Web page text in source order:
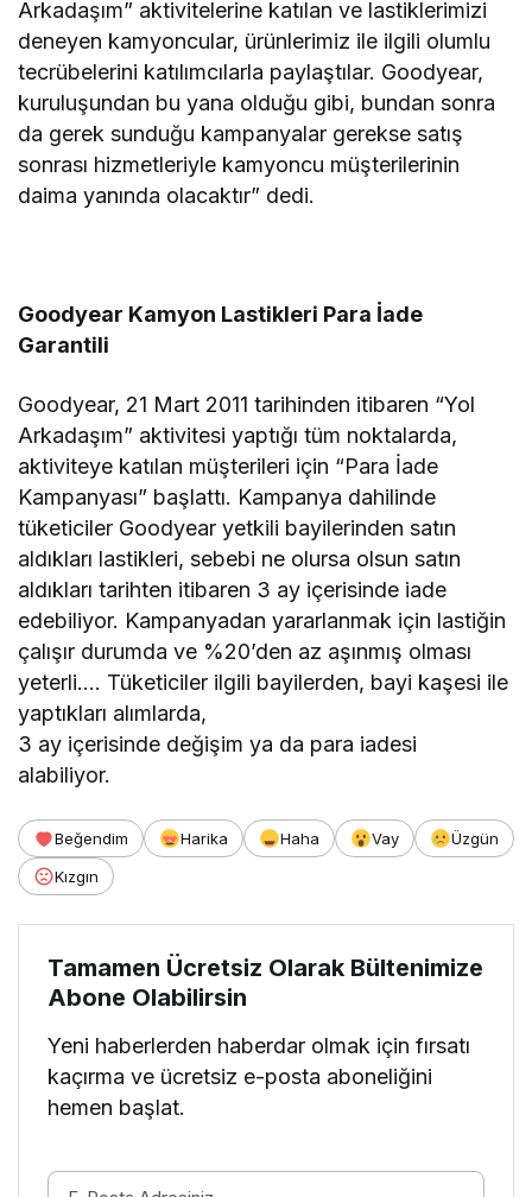
Arkadaşım” aktivitelerine katılan ve lastiklerimizi
deneyen kamyoncular, ürünlerimiz ile ilgili olumlu
tecrübelerini katılımcılarla paylaştılar. Goodyear,
kuruluşundan bu yana olduğu gibi, bundan sonra
da gerek sunduğu kampanyalar gerekse satış
sonrası hizmetleriyle kamyoncu müşterilerinin
daima yanında olacaktır” dedi.
Goodyear Kamyon Lastikleri Para İade
Garantili
Goodyear, 21 Mart 2011 tarihinden itibaren “Yol
Arkadaşım” aktivitesi yaptığı tüm noktalarda,
aktiviteye katılan müşterileri için “Para İade
Kampanyası” başlattı. Kampanya dahilinde
tüketiciler Goodyear yetkili bayilerinden satın
aldıkları lastikleri, sebebi ne olursa olsun satın
aldıkları tarihten itibaren 3 ay içerisinde iade
edebiliyor. Kampanyadan yararlanmak için lastiğin
çalışır durumda ve %20’den az aşınmış olması
yeterli…. Tüketiciler ilgili bayilerden, bayi kaşesi ile
yaptıkları alımlarda,
3 ay içerisinde değişim ya da para iadesi
alabiliyor.
Beğendim Harika Haha Vay
Üzgün
Kızgın
Tamamen Ücretsiz Olarak Bültenimize
Abone Olabilirsin
Yeni haberlerden haberdar olmak için fırsatı
kaçırma ve ücretsiz e-posta aboneliğini
hemen başlat.